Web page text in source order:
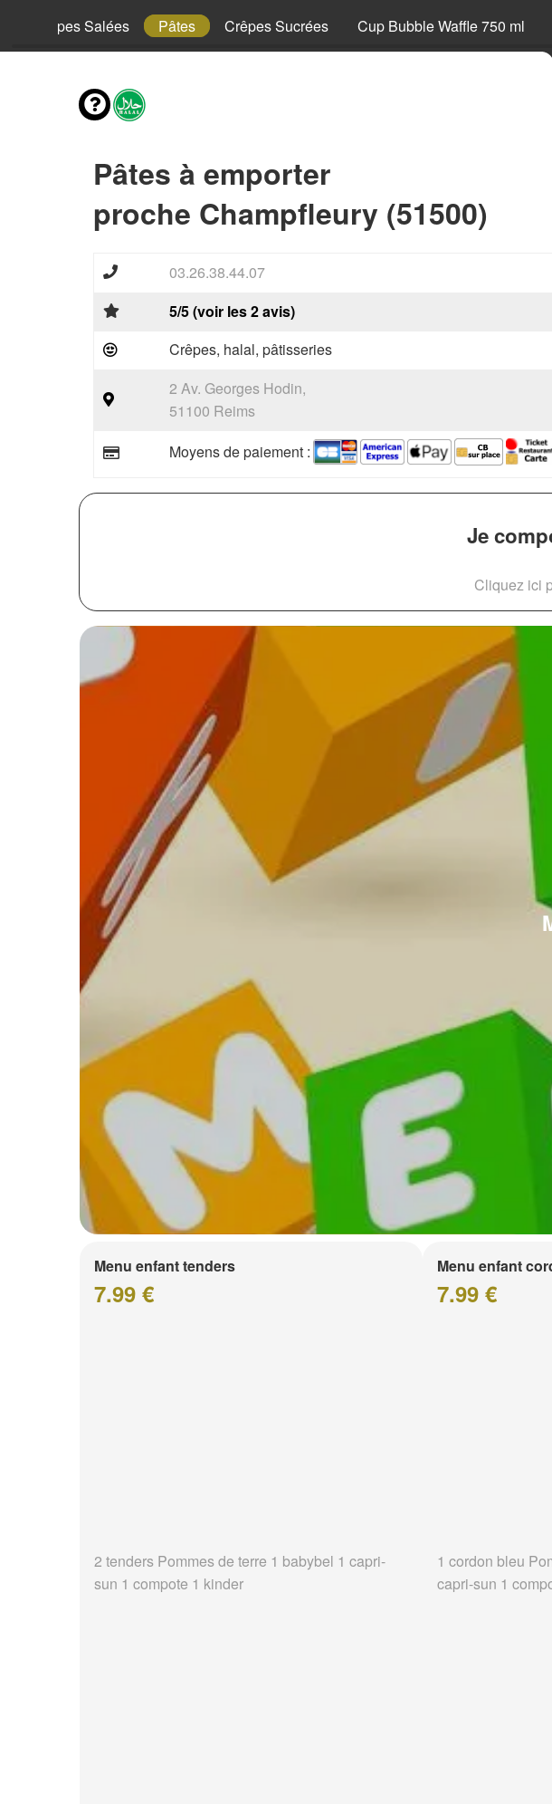
Crêpes Salées Pâtes Crêpes Sucrées Cup Bubble Waffle 750 ml
Pâtes à emporter
proche Champfleury (51500)
03.26.38.44.07
5/5 (voir les 2 avis)
Crêpes, halal, pâtisseries
2 Av. Georges Hodin,
51100 Reims
Moyens de paiement :
Je
Cliquez ici
Menu enfant tenders
7.99 €
2 tenders Pommes de terre 1 babybel 1 capri-
sun 1 compote 1 kinder
Menu enfant
7.99 €
1 cordon bleu
capri-sun 1